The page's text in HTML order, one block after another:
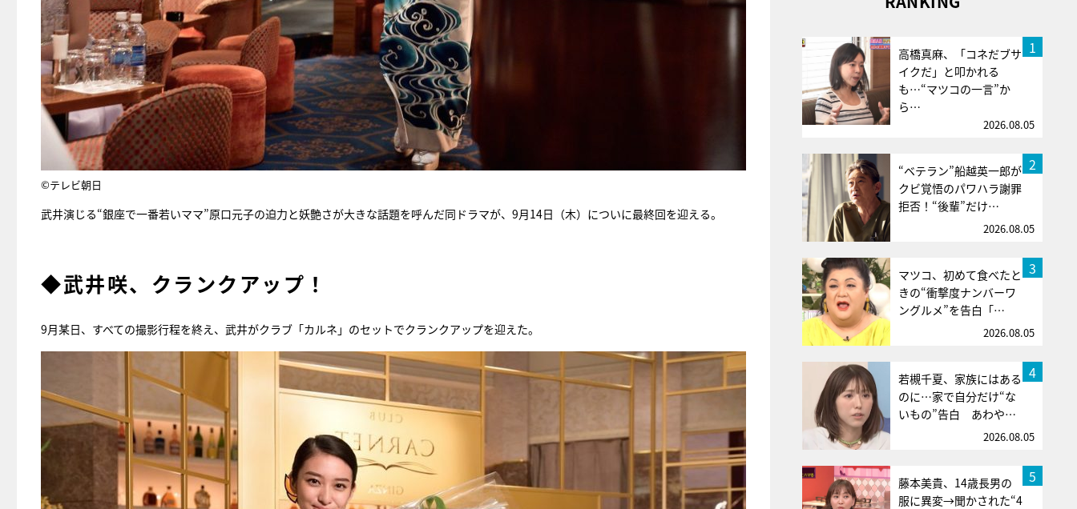
©テレビ朝日
武井演じる“銀座で一番若いママ”原口元子の迫力と妖艶さが大きな話題を呼んだ同ドラマが、9月14日（木）についに最終回を迎える。
◆武井咲、クランクアップ！
9月某日、すべての撮影行程を終え、武井がクラブ「カルネ」のセットでクランクアップを迎えた。
1
高橋真麻、「コネだブサ
イクだ」と叩かれる
も…“マツコの一言”か
ら…
2026.08.05
2
“ベテラン”船越英一郎が
クビ覚悟のパワハラ謝罪
拒否！“後輩”だけ…
2026.08.05
3
マツコ、初めて食べたと
きの“衝撃度ナンバーワ
ングルメ”を告白「…
2026.08.05
4
若槻千夏、家族にはある
のに…家で自分だけ“な
いもの”告白 あわや…
2026.08.05
5
藤本美貴、14歳長男の
服に異変→聞かされた“4